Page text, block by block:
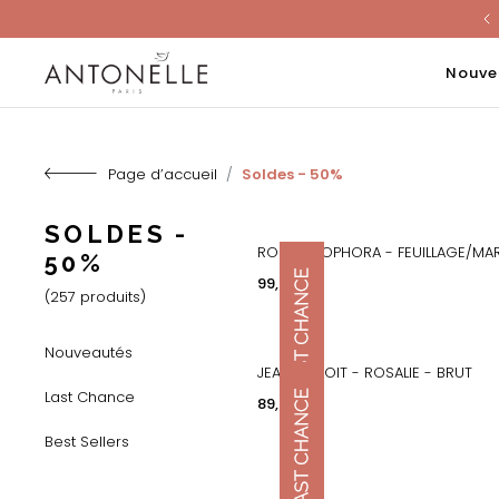
Last
Page d’accueil Soldes - 50%
SOLDES -
50%
(257 produits)
Nouveautés
Last Chance
Best Sellers
ROBE - SOPHORA - FEUILLAGE/
Prix
99,00 €
JEANS DROIT - ROSALIE - BRUT
Prix
89,00 €